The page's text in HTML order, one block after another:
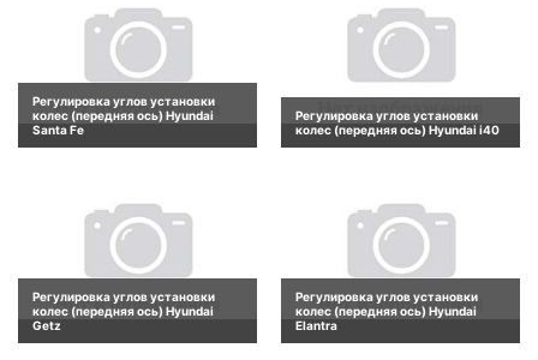
Регулировка углов установки
колес (передняя ось) Hyundai
Santa Fe
Регулировка углов установки
колес (передняя ось) Hyundai i40
Регулировка углов установки
колес (передняя ось) Hyundai
Getz
Регулировка углов установки
колес (передняя ось) Hyundai
Elantra